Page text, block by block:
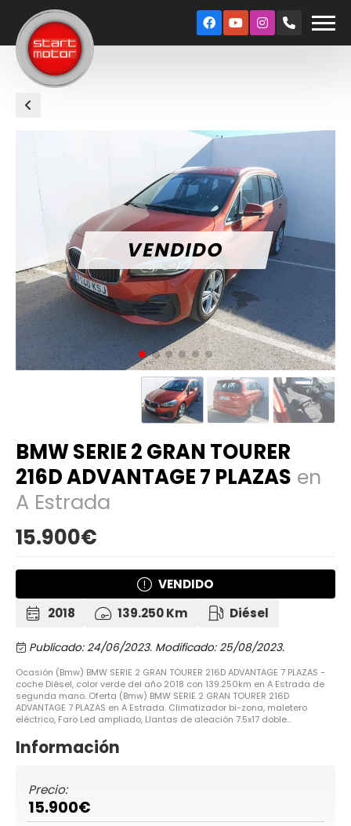
BMW SERIE 2 GRAN TOURER
216D ADVANTAGE 7 PLAZAS en
A Estrada
15.900€
VENDIDO
2018
139.250 Km Diésel
Publicado: 24/06/2023. Modificado: 25/08/2023.
Ocasión (Bmw) BMW SERIE 2 GRAN TOURER 216D ADVANTAGE 7 PLAZAS -
coche Diésel, color verde del año 2018 con 139.250km en A Estrada de
segunda mano. Oferta (Bmw) BMW SERIE 2 GRAN TOURER 216D
ADVANTAGE 7 PLAZAS en A Estrada. Climatizador bi-zona, maletero
eléctrico, Faro Led ampliado, Llantas de aleación 7.5x17 doble...
Información
Precio:
15.900€